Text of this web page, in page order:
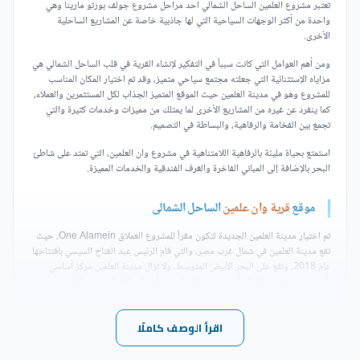
تعتبر مشروع العلمين الساحل الشمالي أحد مراحل مشروع جولف بورتو مارينا وهي
واحدة من أكثر الوجهات السياحية التي لها جاذبية خاصة عن المشاريع الساحلية
الأخرى.
ومن أهم العوامل التي كانت سبباً في التفكير لإنشاء القرية في قلب الساحل الشمالي هي
مزاياه الإستثنائية التي جعلته مجتمع سياحي متميز، وقد تم اختيار المكان المناسب
للمشروع وهو في مدينة العلمين حيث الموقع المتميز الجذاب لكل المستثمرين والعملاء،
كما ينفرد عن غيره من المشاريع الأخرى لما يمتلك من مميزات وخدمات كثيرة والتي
تجمع بين الفخامة والرفاهية، والبساطة في التصميم.
استمتع بحياة مليئة بالرفاهية اللامتناهية في مشروع وان العلمين، التي تمتد على شاطئ
البحر بالإضافة إلى المباني الفاخرة والغرف الفندقية والخدمات المميزة.
موقعقرية وان علمينالساحل الشمالى
تم اختيار مدينة العلمين الجديدة لتكون مقراً للمشروع العملاق One Alamein، حيث
تقع مدينة العلمين في شمال غرب مصر، والتي قام الرئيس عبد الفتاح السيسي بافتتاحها
عام 2018، وتقع على البحر الأبيض المتوسط، ولا تزال مدينة العلمين مركز أساسي
أهم المعالم القريبة من مشروع وان علمين الساحل الشمالي
اقرأ الوصف كاملًا